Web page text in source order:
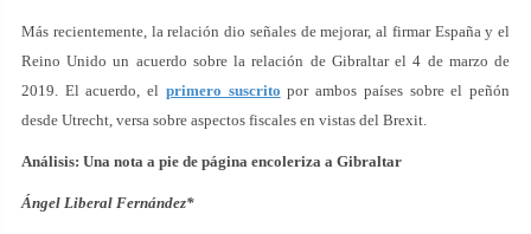
Más recientemente, la relación dio señales de mejorar, al firmar España y el
Reino Unido un acuerdo sobre la relación de Gibraltar el 4 de marzo de
2019. El acuerdo, el primero suscrito por ambos países sobre el peñón
desde Utrecht, versa sobre aspectos fiscales en vistas del Brexit.
Análisis: Una nota a pie de página encoleriza a Gibraltar
Ángel Liberal Fernández*